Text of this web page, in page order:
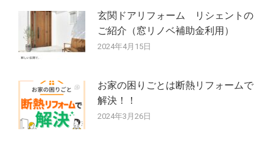
玄関ドアリフォーム リシェントの
ご紹介（窓リノベ補助金利用）
2024年4月15日
お家の困りごとは断熱リフォームで
解決！！
2024年3月26日